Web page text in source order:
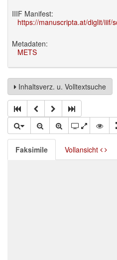
IIIF Manifest:
https://manuscripta.at/diglit/iiif/
Metadaten:
METS
Inhaltsverz. u. Volltextsuche
Faksimile Vollansicht